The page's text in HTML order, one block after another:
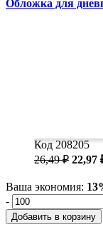
Обложка для
Код 208205
26,49 ₽ 22,97
Ваша экономия:
-
Добавить в корзину